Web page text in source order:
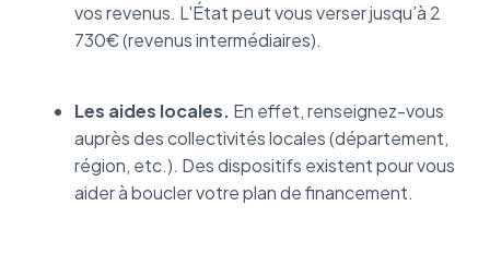
vos revenus. L'État peut vous verser jusqu’à 2
730€ (revenus intermédiaires).
Les aides locales. En effet, renseignez-vous
auprès des collectivités locales (département,
région, etc.). Des dispositifs existent pour vous
aider à boucler votre plan de financement.